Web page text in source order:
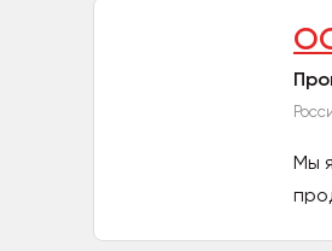
Мы